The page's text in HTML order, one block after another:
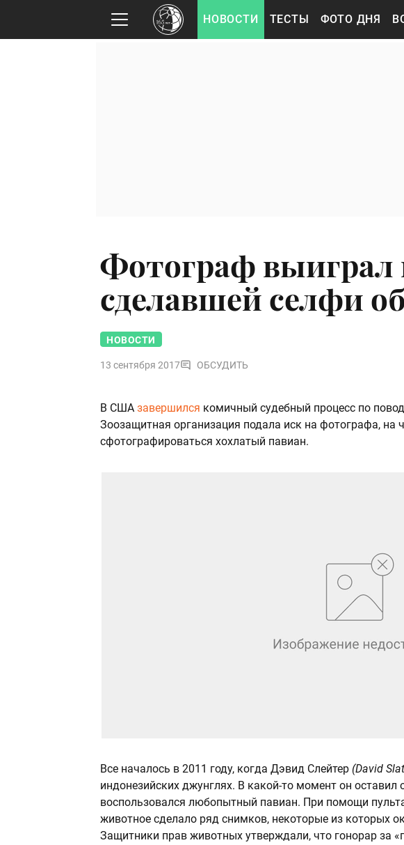
НОВОСТИ ТЕСТЫ ФОТО ДНЯ
Фотограф выиграл
сделавшей селфи
НОВОСТИ
13 сентября 2017 ОБСУДИТЬ
В США завершился комичный судебный процесс по
Зоозащитная организация подала иск на фотографа, на
сфотографироваться хохлатый павиан.
Все началось в 2011 году, когда Дэвид Слейтер (David
индонезийских джунглях. В какой-то момент он оставил
воспользовался любопытный павиан. При помощи
животное сделало ряд снимков, некоторые из которых
Защитники прав животных утверждали, что гонорар за